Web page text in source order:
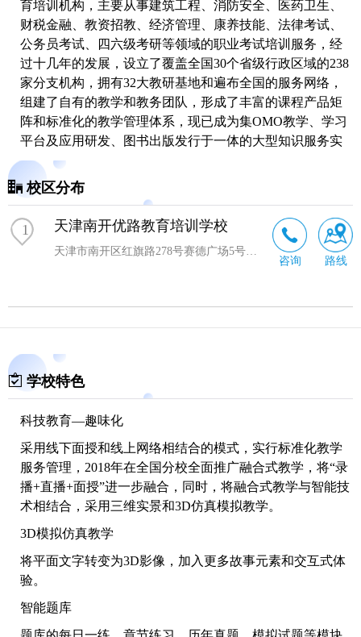
育培训机构，主要从事建筑工程、消防安全、医药卫生、
财税金融、教资招教、经济管理、康养技能、法律考试、
公务员考试、四六级考研等领域的职业考试培训服务，经
过十几年的发展，设立了覆盖全国30个省级行政区域的238
家分支机构，拥有32大教研基地和遍布全国的服务网络，
组建了自有的教学和教务团队，形成了丰富的课程产品矩
阵和标准化的教学管理体系，现已成为集OMO教学、学习
平台及应用研发、图书出版发行于一体的大型知识服务实
体和综合性教育服务机构。
校区分布
1 天津南开优路教育培训学校
咨询 路线
学校特色
科技教育—趣味化
采用线下面授和线上网络相结合的模式，实行标准化教学
服务管理，2018年在全国分校全面推广融合式教学，将“录
播+直播+面授”进一步融合，同时，将融合式教学与智能技
术相结合，采用三维实景和3D仿真模拟教学。
3D模拟仿真教学
将平面文字转变为3D影像，加入更多故事元素和交互式体
验。
智能题库